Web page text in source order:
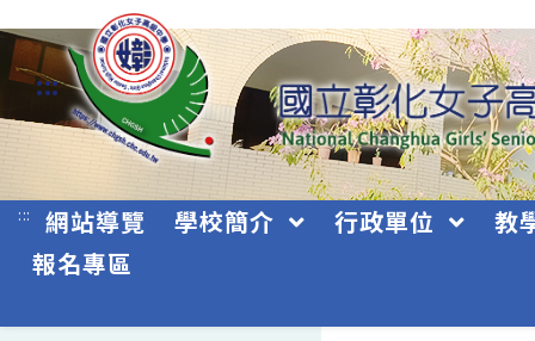
跳
轉
主
要
:::
::: 網站導覽 學校簡介 行政單位
教
報名專區